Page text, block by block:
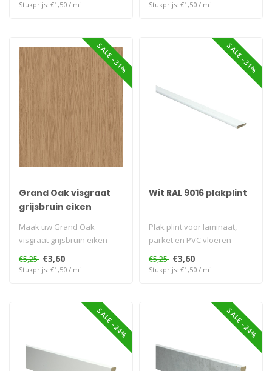
Stukprijs: €1,50 / m¹ Stukprijs: €1,50 / m¹
SALE -31%
Grand Oak visgraat
grijsbruin eiken
voor van Karwei
Maak uw Grand Oak
visgraat grijsbruin eiken
vloer van Karwei perfect af
met bijp..
€5,25 €3,60
Stukprijs: €1,50 / m¹
SALE -31%
Wit RAL 9016 plakplint
Plak plint voor laminaat,
parket en PVC vloeren
€5,25 €3,60
Stukprijs: €1,50 / m¹
SALE -24% SALE -24%